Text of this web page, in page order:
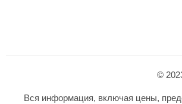
©
Вся информация, включая цены,